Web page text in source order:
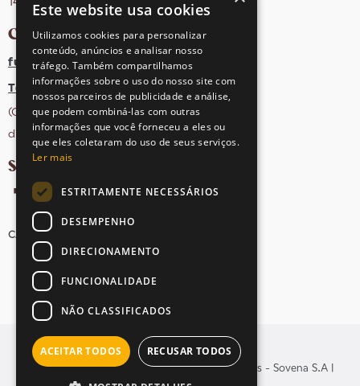
CONTACTOS
fula@sovena.pt
Tel: +351 21 412 93 36
(Chamada para rede fixa nacional;
dias úteis das 10h às 17h)
SIGA-NOS NAS REDES SOCIAIS
CANDIDATURAS
© Copyright 2026 . Todos os direitos reservados - Sovena S.A |
Este website usa cookies
Utilizamos cookies para personalizar
conteúdo, anúncios e analisar nosso
tráfego. Também compartilhamos
informações sobre o uso do nosso site com
nossos parceiros de publicidade e análise,
que podem combiná-las com outras
informações que você forneceu a eles ou
que eles coletaram do uso de seus serviços.
Ler mais
ESTRITAMENTE NECESSÁRIOS
DESEMPENHO
DIRECIONAMENTO
FUNCIONALIDADE
NÃO CLASSIFICADOS
ACEITAR TODOS RECUSAR TODOS